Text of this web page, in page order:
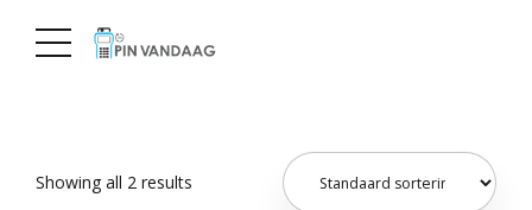
Showing all 2 results